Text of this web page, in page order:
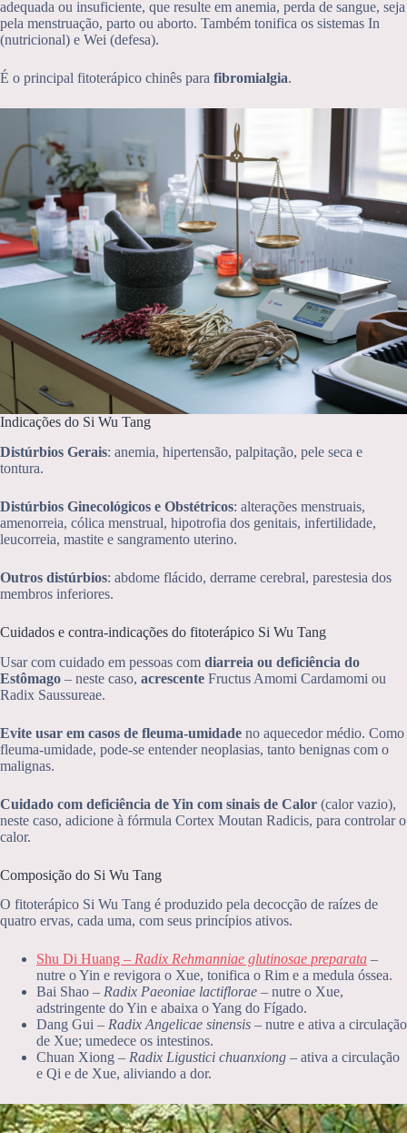
adequada ou insuficiente, que resulte em anemia, perda de sangue, seja
pela menstruação, parto ou aborto. Também tonifica os sistemas In
(nutricional) e Wei (defesa).
É o principal fitoterápico chinês para fibromialgia.
Indicações do Si Wu Tang
Distúrbios Gerais: anemia, hipertensão, palpitação, pele seca e
tontura.
Distúrbios Ginecológicos e Obstétricos: alterações menstruais,
amenorreia, cólica menstrual, hipotrofia dos genitais, infertilidade,
leucorreia, mastite e sangramento uterino.
Outros distúrbios: abdome flácido, derrame cerebral, parestesia dos
membros inferiores.
Cuidados e contra-indicações do fitoterápico Si Wu Tang
Usar com cuidado em pessoas com diarreia ou deficiência do
Estômago – neste caso, acrescente Fructus Amomi Cardamomi ou
Radix Saussureae.
Evite usar em casos de fleuma-umidade no aquecedor médio. Como
fleuma-umidade, pode-se entender neoplasias, tanto benignas com o
malignas.
Cuidado com deficiência de Yin com sinais de Calor (calor vazio),
neste caso, adicione à fórmula Cortex Moutan Radicis, para controlar o
calor.
Composição do Si Wu Tang
O fitoterápico Si Wu Tang é produzido pela decocção de raízes de
quatro ervas, cada uma, com seus princípios ativos.
Shu Di Huang – Radix Rehmanniae glutinosae preparata –
nutre o Yin e revigora o Xue, tonifica o Rim e a medula óssea.
Bai Shao – Radix Paeoniae lactiflorae – nutre o Xue,
adstringente do Yin e abaixa o Yang do Fígado.
Dang Gui – Radix Angelicae sinensis – nutre e ativa a circulação
de Xue; umedece os intestinos.
Chuan Xiong – Radix Ligustici chuanxiong – ativa a circulação
e Qi e de Xue, aliviando a dor.